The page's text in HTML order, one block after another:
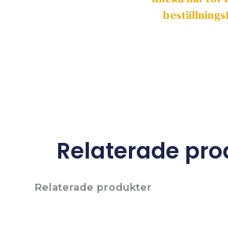
Relaterade
Relaterade produkter